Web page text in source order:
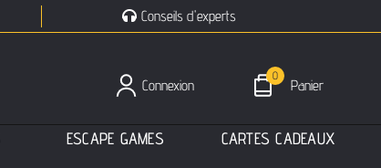
Conseils d'experts
0
Panier
Connexion
ESCAPE GAMES CARTES CADEAUX